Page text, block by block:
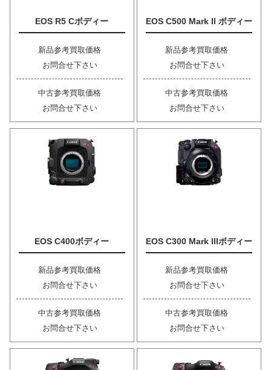
EOS R5 Cボディー
新品参考買取価格
お問合せ下さい
中古参考買取価格
お問合せ下さい
EOS C500 Mark II ボディー
新品参考買取価格
お問合せ下さい
中古参考買取価格
お問合せ下さい
EOS C400ボディー
新品参考買取価格
お問合せ下さい
中古参考買取価格
お問合せ下さい
EOS C300 Mark IIIボディー
新品参考買取価格
お問合せ下さい
中古参考買取価格
お問合せ下さい